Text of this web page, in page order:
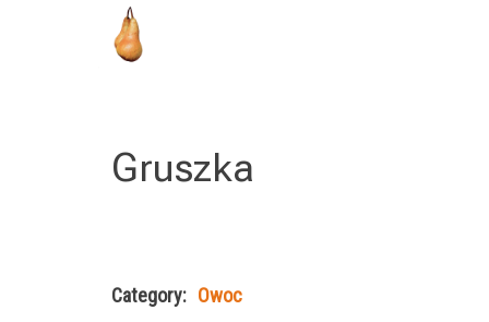
Gruszka
Category: Owoc